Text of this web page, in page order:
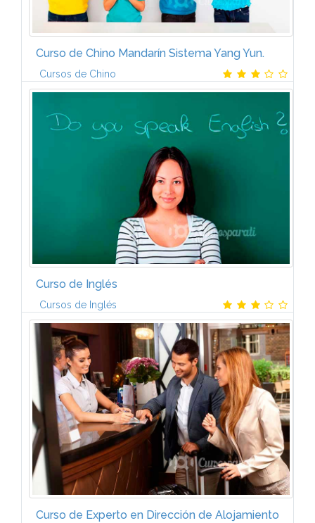
Curso de Chino Mandarín Sistema Yang Yun.
Cursos de Chino
en un mundo cada vez más globalizado está
provocando que más personas necesiten aprender
chino y la cultura milenaria del...
Curso de Inglés
Cursos de Inglés
Lección 1. El alfabeto y las vocales: Pronunciación
correcta. La oración. Formulación y comprensión.
Los pronombres personales. La palabra "the":
Significado y aplicaciones. El...
Curso de Experto en Dirección de Alojamiento